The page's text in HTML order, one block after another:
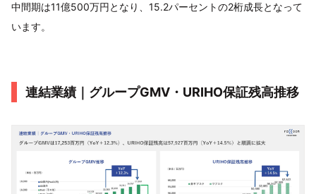
中間期は11億500万円となり、15.2パーセントの2桁成長となって
います。
連結業績｜グループGMV・URIHO保証残高推移